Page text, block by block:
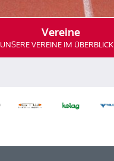
Vereine
UNSERE VEREINE IM ÜBERBLICK